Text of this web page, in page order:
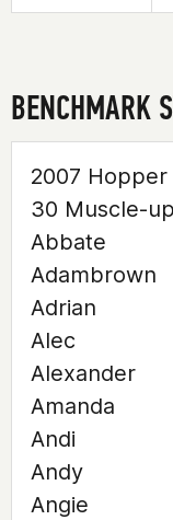
BENCHMARK
2007 Hopper
30 Muscle-
Abbate
Adambrown
Adrian
Alec
Alexander
Amanda
Andi
Andy
Angie